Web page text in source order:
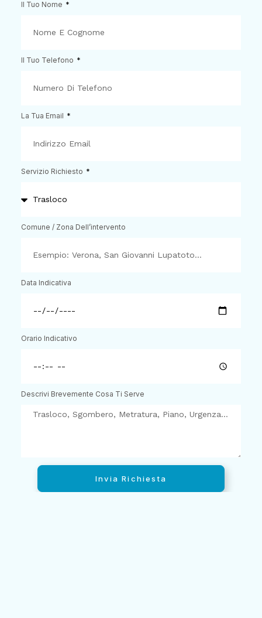
Il Tuo Nome
Il Tuo Telefono
La Tua Email
Servizio Richiesto
Comune / Zona Dell’intervento
Data Indicativa
Orario Indicativo
Descrivi Brevemente Cosa Ti Serve
Invia Richiesta